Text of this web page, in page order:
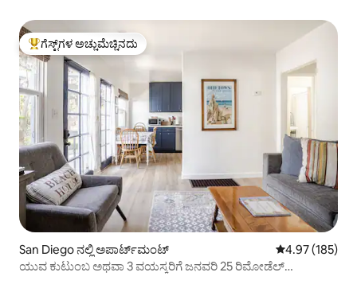
ಗೆಸ್ಟ್‌ಗಳಿಗೆ ಅತಿ ಹೆಚ್ಚು ಅಚ್ಚುಮೆಚ್ಚಿನದು
ಗೆಸ್ಟ್‌ಗಳ ಅಚ್ಚುಮೆಚ್ಚಿನದು
San Diego ನಲ್ಲಿ ಅಪಾರ್ಟ್‌ಮಂಟ್ 5 ರಲ್ಲಿ 4.97
4.97 (185)
ಯುವ ಕುಟುಂಬ ಅಥವಾ 3 ವಯಸ್ಕರಿಗೆ ಜನವರಿ 25 ರಿಮೋಡೆಲ್